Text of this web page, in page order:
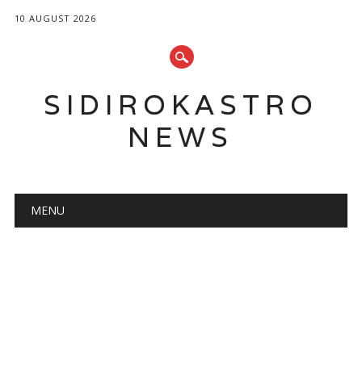
10 AUGUST 2026
SIDIROKASTRO
NEWS
Main menu
MENU